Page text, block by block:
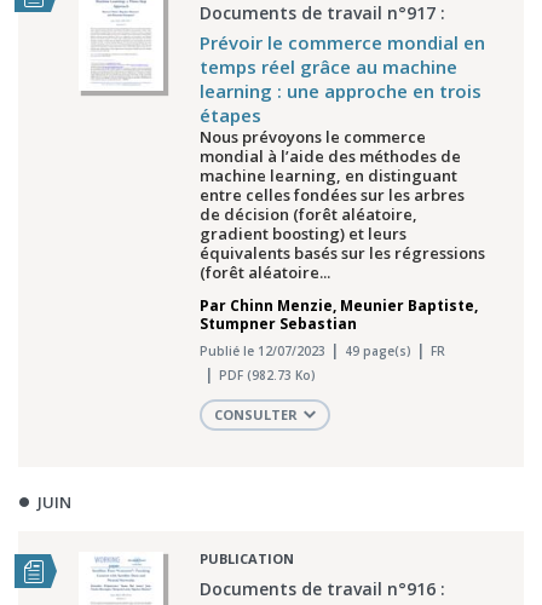
Documents de travail n°917 :
Prévoir le commerce mondial en
temps réel grâce au machine
learning : une approche en trois
étapes
Nous prévoyons le commerce
mondial à l’aide des méthodes de
machine learning, en distinguant
entre celles fondées sur les arbres
de décision (forêt aléatoire,
gradient boosting) et leurs
équivalents basés sur les régressions
(forêt aléatoire...
Par Chinn Menzie, Meunier Baptiste,
Stumpner Sebastian
Publié le 12/07/2023 49 page(s)
FR
PDF (982.73 Ko)
CONSULTER
JUIN
PUBLICATION
Documents de travail n°916 :